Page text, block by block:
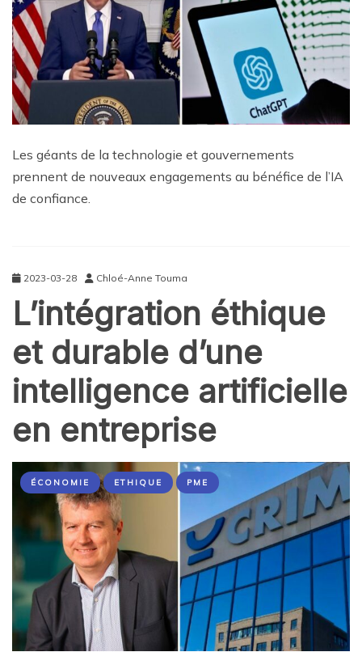
Les géants de la technologie et gouvernements
prennent de nouveaux engagements au bénéfice de l’IA
de confiance.
2023-03-28 Chloé-Anne Touma
L’intégration éthique
et durable d’une
intelligence artificielle
en entreprise
ÉCONOMIE ETHIQUE PME